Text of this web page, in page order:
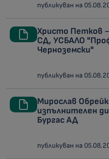
публикуван на
Христо Петков
СД, УСБАЛО
Черноземски"
публикуван на
Мирослав
изпълнителен
Бургас АД
публикуван на